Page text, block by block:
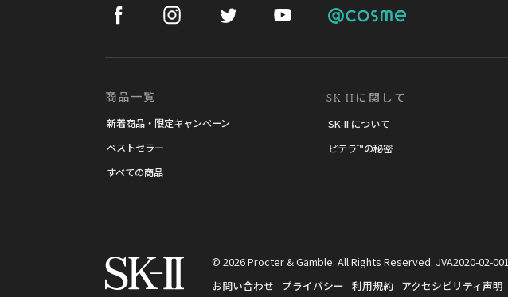
Facebook InstagramTwitter Youtube Cosme
商品一覧
新着商品・限定キャンペーン
ベストセラー
すべての商品
SK-II に関して
SK-II について
ピテラ™の秘密
© 2026 Procter & Gamble. All Rights Reserved. JVA2020-02-001
お問い合わせ
プライバシー 利用規約 アクセシビリティ声明